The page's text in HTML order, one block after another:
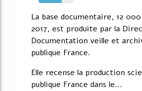
65%
La base documentaire, 12
2017, est produite par la
Documentation veille et
publique France.
Elle recense la production
publique France dans le...